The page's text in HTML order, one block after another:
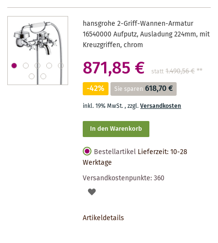
hansgrohe 2-Griff-Wannen-Armatur
16540000 Aufputz, Ausladung 224mm, mit
Kreuzgriffen, chrom
871,85 € statt 1.490,56 €**
-42% Sie sparen 618,70 €
inkl. 19% MwSt.,zzgl.Versandkosten
In den Warenkorb
Bestellartikel Lieferzeit: 10-28
Werktage
Versandkostenpunkte:360
AUF
Artikeldetails